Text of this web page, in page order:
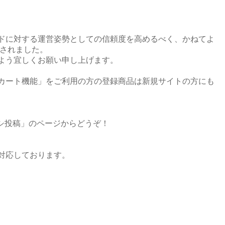
対する運営姿勢としての信頼度を高めるべく、かねてよ
れました。
宜しくお願い申し上げます。
ト機能」をご利用の方の登録商品は新規サイトの方にも
稿」のページからどうぞ！
しております。